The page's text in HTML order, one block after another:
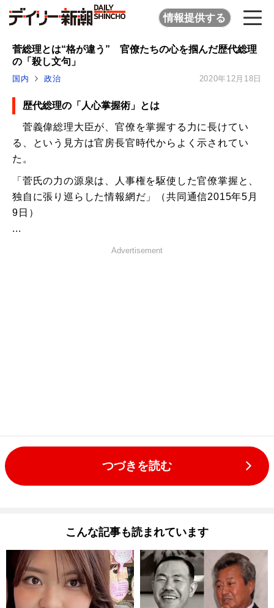
情報提供する
菅総理とは“格が違う” 官僚たちの心を掴んだ歴代総理
の「殺し文句」
国内 政治 2020年12月18日
歴代総理の「人心掌握術」とは
菅義偉総理大臣が、官僚を掌握する力に長けてい
る、という見方は官房長官時代からよく示されてい
た。
「菅氏の力の源泉は、人事権を駆使した官僚掌握と、
独自に張り巡らした情報網だ」（共同通信2015年5月
9日）
...
Advertisement
つづきを読む
こんな記事も読まれています